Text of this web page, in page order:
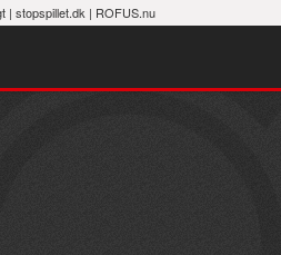
| stopspillet.dk | ROFUS.nu